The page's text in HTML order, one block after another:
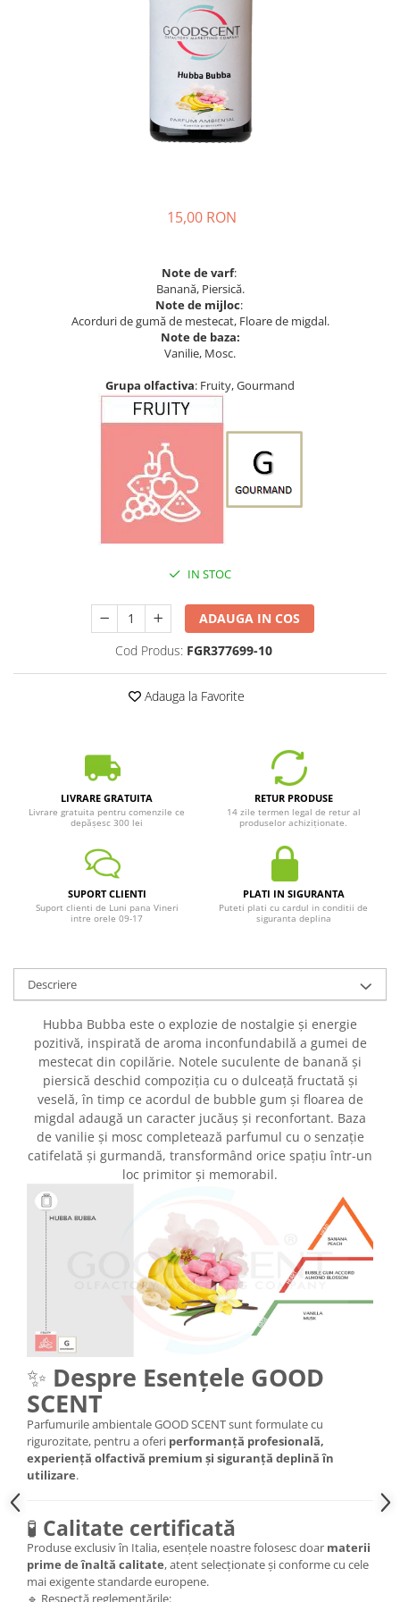
15,00 RON
Note de varf:
Banană, Piersică.
Note de mijloc:
Acorduri de gumă de mestecat, Floare de migdal.
Note de baza:
Vanilie, Mosc.
Grupa olfactiva: Fruity, Gourmand
IN STOC
ADAUGA IN COS
Cod Produs: FGR377699-10
Adauga la Favorite
LIVRARE GRATUITA
Livrare gratuita pentru comenzile ce
depășesc 300 lei
RETUR PRODUSE
14 zile termen legal de retur al
produselor achiziționate.
SUPORT CLIENTI
Suport clienti de Luni pana Vineri
intre orele 09-17
PLATI IN SIGURANTA
Puteti plati cu cardul in conditii de
siguranta deplina
Descriere
Hubba Bubba este o explozie de nostalgie și energie
pozitivă, inspirată de aroma inconfundabilă a gumei de
mestecat din copilărie. Notele suculente de banană și
piersică deschid compoziția cu o dulceață fructată și
veselă, în timp ce acordul de bubble gum și floarea de
migdal adaugă un caracter jucăuș și reconfortant. Baza
de vanilie și mosc completează parfumul cu o senzație
catifelată și gurmandă, transformând orice spațiu într-un
loc primitor și memorabil.
✨ Despre Esențele GOOD
SCENT
Parfumurile ambientale GOOD SCENT sunt formulate cu
rigurozitate, pentru a oferi performanță profesională,
experiență olfactivă premium și siguranță deplină în
utilizare.
🧪 Calitate certificată
Produse exclusiv în Italia, esențele noastre folosesc doar materii
prime de înaltă calitate, atent selecționate și conforme cu cele
mai exigente standarde europene.
🔹 Respectă reglementările: